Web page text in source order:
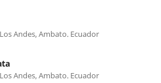
Andes, Ambato. Ecuador
Andes, Ambato. Ecuador